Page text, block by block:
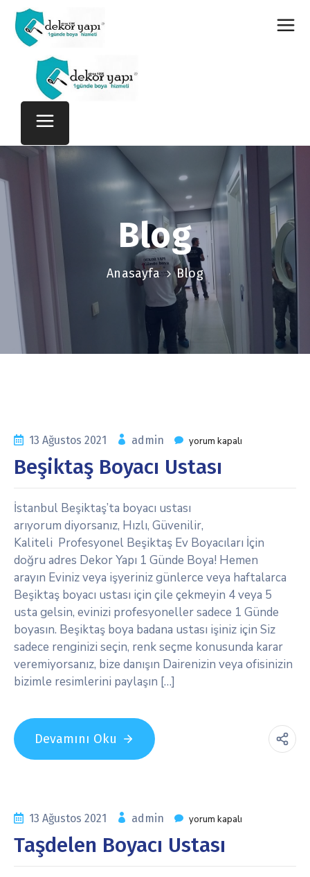
Blog
Anasayfa Blog
13 Ağustos 2021 admin yorum kapalı
Beşiktaş Boyacı Ustası
İstanbul Beşiktaş’ta boyacı ustası
arıyorum diyorsanız, Hızlı, Güvenilir,
Kaliteli Profesyonel Beşiktaş Ev Boyacıları İçin
doğru adres Dekor Yapı 1 Günde Boya! Hemen
arayın Eviniz veya işyeriniz günlerce veya haftalarca
Beşiktaş boyacı ustası için çile çekmeyin 4 veya 5
usta gelsin, evinizi profesyoneller sadece 1 Günde
boyasın. Beşiktaş boya badana ustası işiniz için Siz
sadece renginizi seçin, renk seçme konusunda karar
veremiyorsanız, bize danışın Dairenizin veya ofisinizin
bizimle resimlerini paylaşın […]
Devamını Oku
13 Ağustos 2021 admin yorum kapalı
Taşdelen Boyacı Ustası